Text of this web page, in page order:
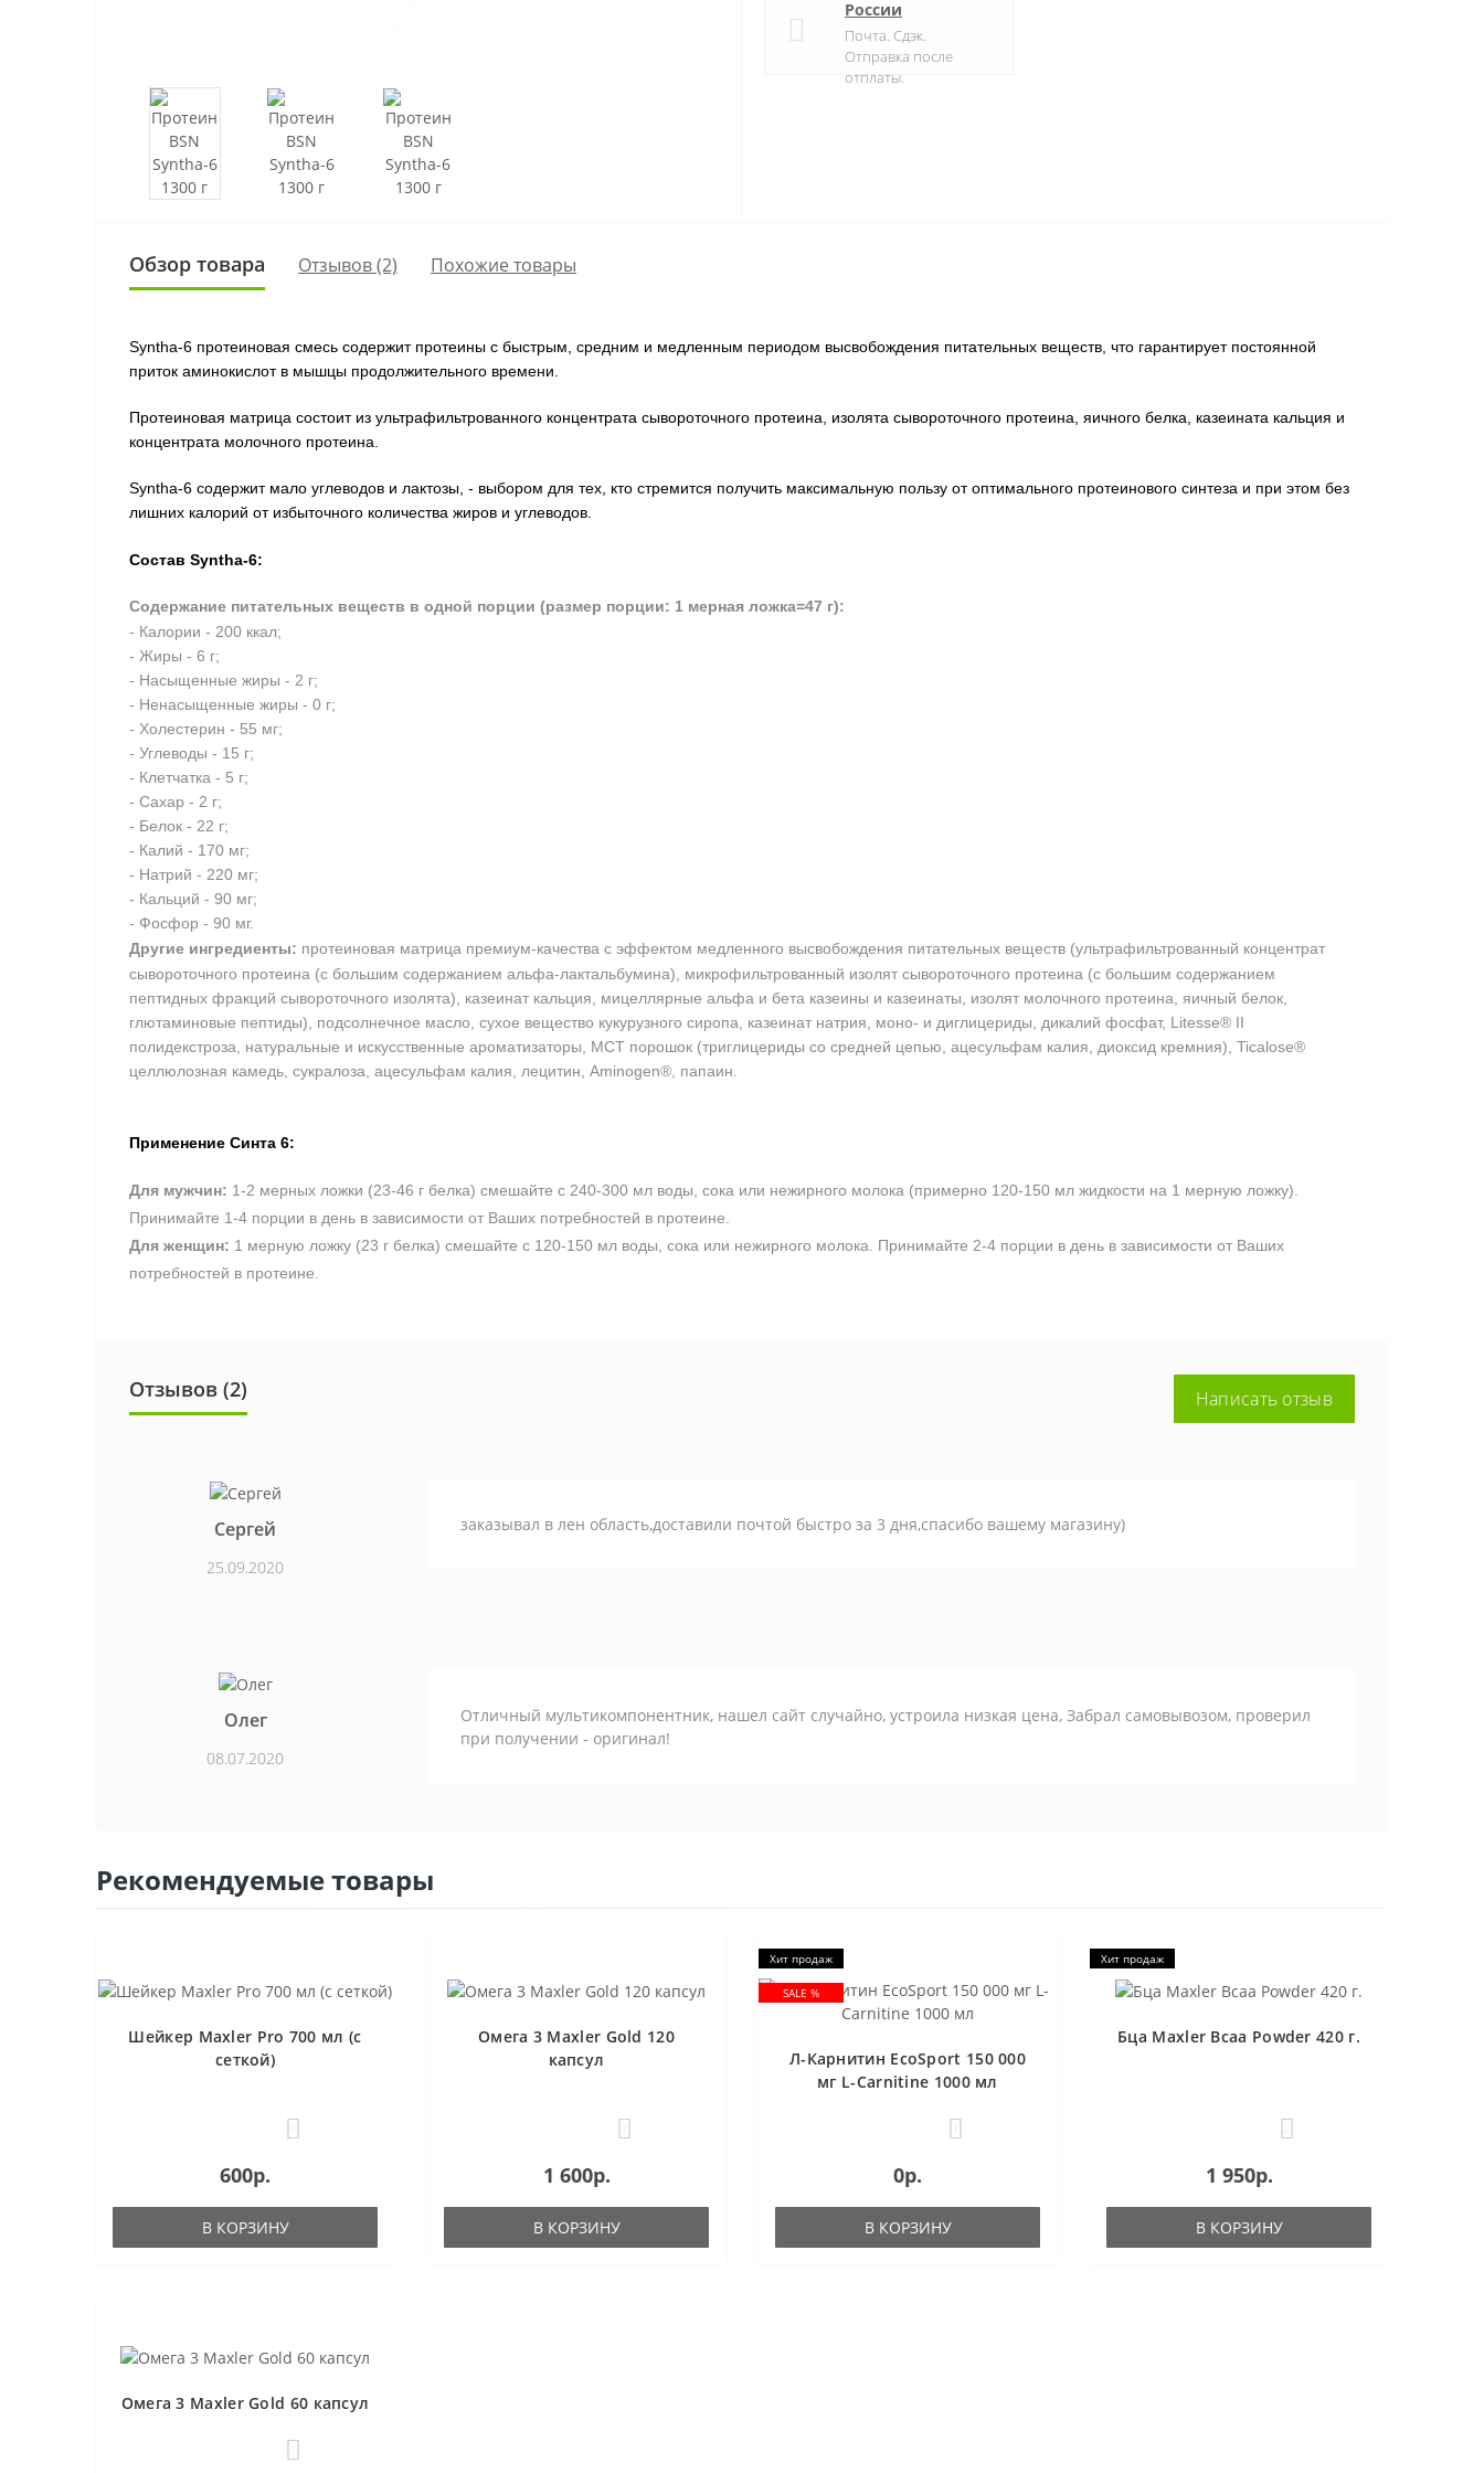
России
Почта. Сдэк.
Отправка после
отплаты.
Обзор товара Отзывов (2) Похожие товары
Syntha-6 протеиновая смесь содержит протеины с быстрым, средним и медленным периодом высвобождения питательных веществ, что гарантирует постоянной
приток аминокислот в мышцы продолжительного времени.
Протеиновая матрица состоит из ультрафильтрованного концентрата сывороточного протеина, изолята сывороточного протеина, яичного белка, казеината кальция и
концентрата молочного протеина.
Syntha-6 содержит мало углеводов и лактозы, - выбором для тех, кто стремится получить максимальную пользу от оптимального протеинового синтеза и при этом без
лишних калорий от избыточного количества жиров и углеводов.
Состав Syntha-6:
Содержание питательных веществ в одной порции (размер порции: 1 мерная ложка=47 г):
- Калории - 200 ккал;
- Жиры - 6 г;
- Насыщенные жиры - 2 г;
- Ненасыщенные жиры - 0 г;
- Холестерин - 55 мг;
- Углеводы - 15 г;
- Клетчатка - 5 г;
- Сахар - 2 г;
- Белок - 22 г;
- Калий - 170 мг;
- Натрий - 220 мг;
- Кальций - 90 мг;
- Фосфор - 90 мг.
Другие ингредиенты: протеиновая матрица премиум-качества с эффектом медленного высвобождения питательных веществ (ультрафильтрованный концентрат
сывороточного протеина (с большим содержанием альфа-лактальбумина), микрофильтрованный изолят сывороточного протеина (с большим содержанием
пептидных фракций сывороточного изолята), казеинат кальция, мицеллярные альфа и бета казеины и казеинаты, изолят молочного протеина, яичный белок,
глютаминовые пептиды), подсолнечное масло, сухое вещество кукурузного сиропа, казеинат натрия, моно- и диглицериды, дикалий фосфат, Litesse® II
полидекстроза, натуральные и искусственные ароматизаторы, MCT порошок (триглицериды со средней цепью, ацесульфам калия, диоксид кремния), Ticalose®
целлюлозная камедь, сукралоза, ацесульфам калия, лецитин, Aminogen®, папаин.
Применение Синта 6:
Для мужчин: 1-2 мерных ложки (23-46 г белка) смешайте с 240-300 мл воды, сока или нежирного молока (примерно 120-150 мл жидкости на 1 мерную ложку).
Принимайте 1-4 порции в день в зависимости от Ваших потребностей в протеине.
Для женщин: 1 мерную ложку (23 г белка) смешайте с 120-150 мл воды, сока или нежирного молока. Принимайте 2-4 порции в день в зависимости от Ваших
потребностей в протеине.
Отзывов (2) Написать отзыв
Сергей
25.09.2020
заказывал в лен область,доставили почтой быстро за 3 дня,спасибо вашему магазину)
Олег
08.07.2020
Отличный мультикомпонентник, нашел сайт случайно, устроила низкая цена, Забрал самовывозом, проверил
при получении - оригинал!
Рекомендуемые товары
Шейкер Maxler Pro 700 мл (с
сеткой)
600р.
В КОРЗИНУ
Омега 3 Maxler Gold 120
капсул
1 600р.
В КОРЗИНУ
Хит продаж
SALE %
Л-Карнитин EcoSport 150 000
мг L-Carnitine 1000 мл
0р.
В КОРЗИНУ
Хит продаж
Бца Maxler Bcaa Powder 420 г.
1 950р.
В КОРЗИНУ
Омега 3 Maxler Gold 60 капсул